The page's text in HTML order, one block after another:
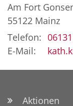
Am Fort
55122 Mainz
Telefon:
E-Mail:
Aktionen